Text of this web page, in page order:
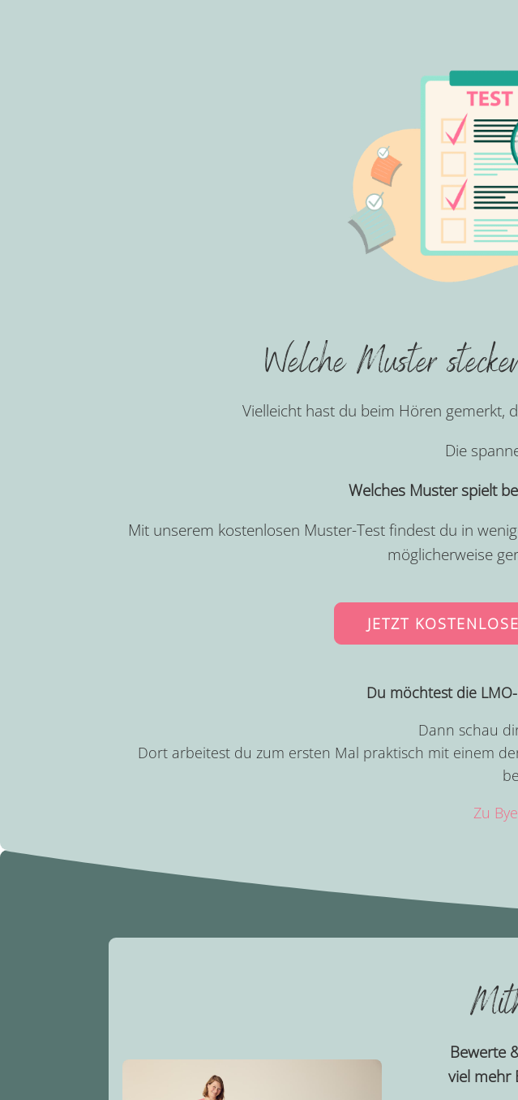
Welche Muster
Vielleicht hast du beim Hören gemerkt,
Die
Welches Muster spielt
Mit unserem kostenlosen Muster-Test findest du in
möglicherweise
JETZT
Du möchtest die
Dann schau
Dort arbeitest du zum ersten Mal praktisch mit einem
Zu
Bewerte
viel mehr